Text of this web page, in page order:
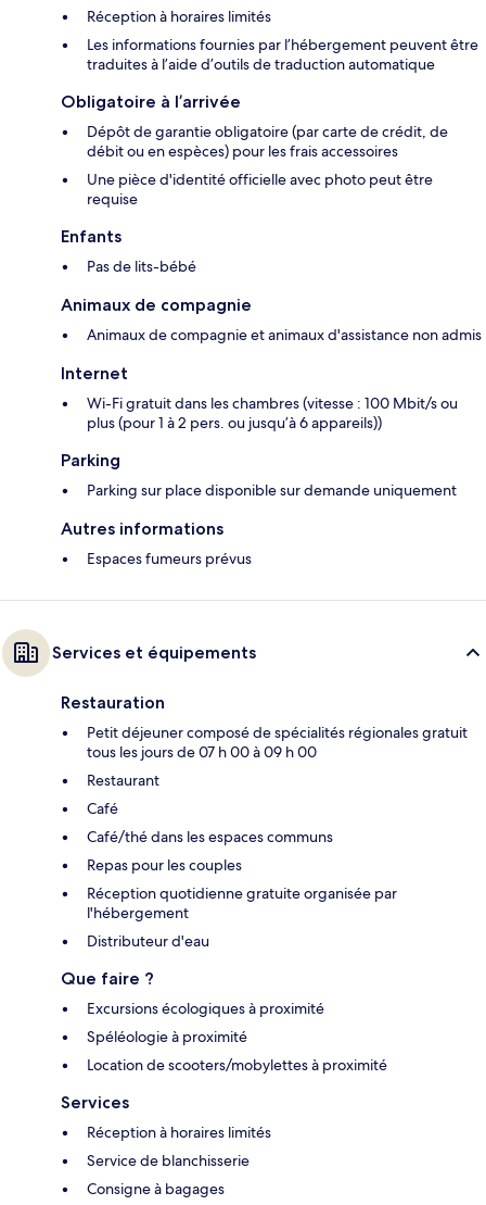
Réception à horaires limités
Les informations fournies par l’hébergement peuvent être
traduites à l’aide d’outils de traduction automatique
Obligatoire à l’arrivée
Dépôt de garantie obligatoire (par carte de crédit, de
débit ou en espèces) pour les frais accessoires
Une pièce d'identité officielle avec photo peut être
requise
Enfants
Pas de lits-bébé
Animaux de compagnie
Animaux de compagnie et animaux d'assistance non admis
Internet
Wi-Fi gratuit dans les chambres (vitesse : 100 Mbit/s ou
plus (pour 1 à 2 pers. ou jusqu’à 6 appareils))
Parking
Parking sur place disponible sur demande uniquement
Autres informations
Espaces fumeurs prévus
Services et équipements
Restauration
Petit déjeuner composé de spécialités régionales gratuit
tous les jours de 07 h 00 à 09 h 00
Restaurant
Café
Café/thé dans les espaces communs
Repas pour les couples
Réception quotidienne gratuite organisée par
l'hébergement
Distributeur d'eau
Que faire ?
Excursions écologiques à proximité
Spéléologie à proximité
Location de scooters/mobylettes à proximité
Services
Réception à horaires limités
Service de blanchisserie
Consigne à bagages